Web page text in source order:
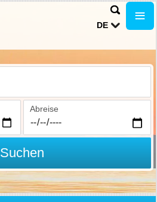
DE
Abreise
Suchen